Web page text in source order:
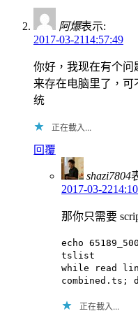
阿爆表示:
2017-03-2114:57:49
你好，我现在有个
来存在电脑里了，可
统
正在載入...
回覆
shazi7804
2017-03-
那你只需要
echo
tslist
while read
combined.ts;
正在載入...